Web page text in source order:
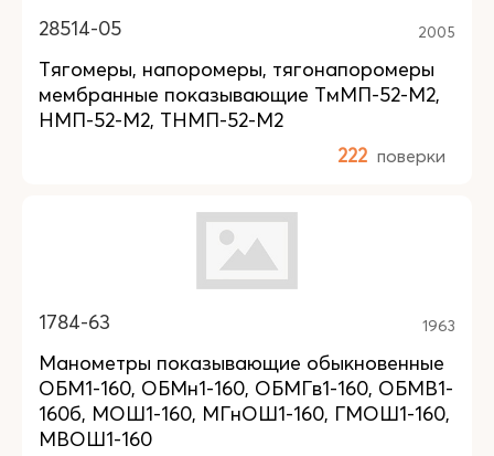
28514-05 2005
Тягомеры, напоромеры, тягонапоромеры
мембранные показывающие ТмМП-52-М2,
НМП-52-М2, ТНМП-52-М2
222 поверки
1784-63 1963
Манометры показывающие обыкновенные
ОБМ1-160, ОБМн1-160, ОБМГв1-160, ОБМВ1-
160б, МОШ1-160, МГнОШ1-160, ГМОШ1-160,
МВОШ1-160